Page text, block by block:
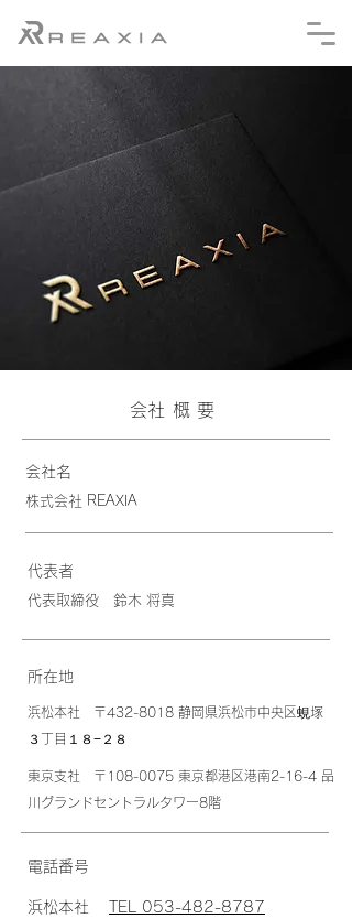
​会社概要
​会社名
​株式会社 REAXIA
​代表者
​代表取締役 鈴木 将真
​所在地
浜松本社 〒432-8018 静岡県浜松市中央区蜆塚
３丁目１８−２８
東京支社 〒108-0075 東京都港区港南2-16-4 品
川グランドセントラルタワー8階
​電話番号
浜松本社
TEL 053-482-8787